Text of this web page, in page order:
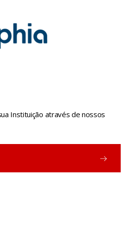
Instituição através de nossos